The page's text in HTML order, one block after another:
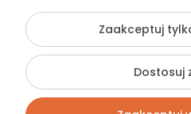
Szablon Flex by
Pokaż pełną
Zaakceptuj
Dostosuj